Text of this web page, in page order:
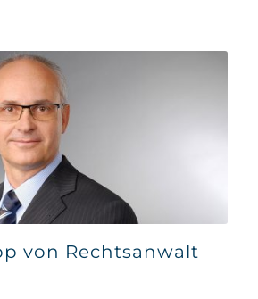
von Rechtsanwalt